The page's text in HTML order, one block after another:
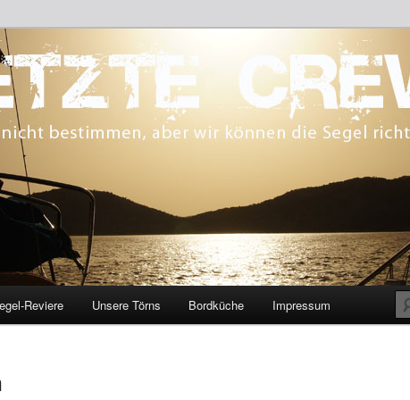
aber wir können die Segel richten.
Reviere Unsere Törns Bordküche Impressum